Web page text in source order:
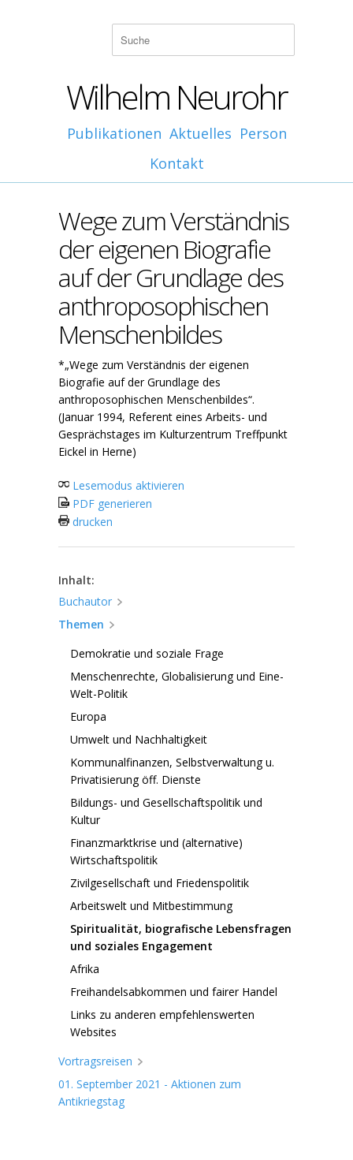
Wilhelm Neurohr
Publikationen Aktuelles Person
Kontakt
Wege zum Verständnis
der eigenen Biografie
auf der Grundlage des
anthroposophischen
Menschenbildes
*„Wege zum Verständnis der eigenen
Biografie auf der Grundlage des
anthroposophischen Menschenbildes“.
(Januar 1994, Referent eines Arbeits- und
Gesprächstages im Kulturzentrum Treffpunkt
Eickel in Herne)
Lesemodus aktivieren
PDF generieren
drucken
Inhalt:
Buchautor
Themen
Demokratie und soziale Frage
Menschenrechte, Globalisierung und Eine-
Welt-Politik
Europa
Umwelt und Nachhaltigkeit
Kommunalfinanzen, Selbstverwaltung u.
Privatisierung öff. Dienste
Bildungs- und Gesellschaftspolitik und
Kultur
Finanzmarktkrise und (alternative)
Wirtschaftspolitik
Zivilgesellschaft und Friedenspolitik
Arbeitswelt und Mitbestimmung
Spiritualität, biografische Lebensfragen
und soziales Engagement
Afrika
Freihandelsabkommen und fairer Handel
Links zu anderen empfehlenswerten
Websites
Vortragsreisen
01. September 2021 - Aktionen zum
Antikriegstag